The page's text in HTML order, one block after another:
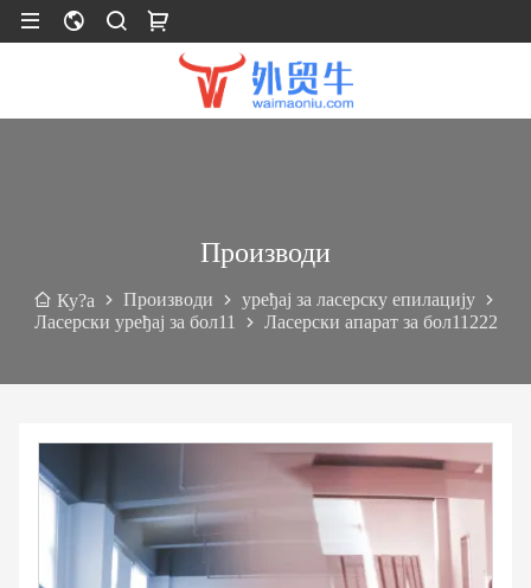
Производи
Ку?а Производи
уређај за ласерску епилацију
Ласерски уређај за бол11
Ласерски апарат за бол11222